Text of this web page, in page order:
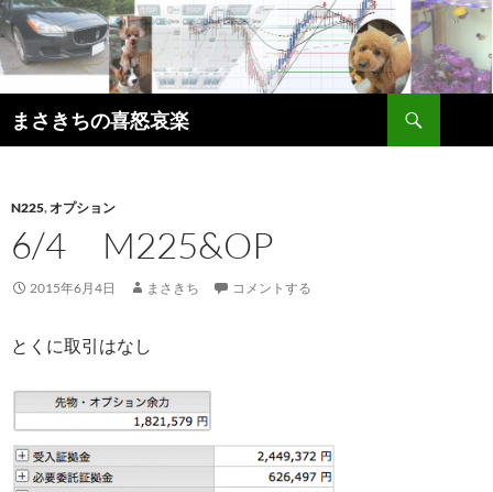
コ
ン
テ
ン
ツ
へ
プ
まさきちの喜怒哀楽
索
N225,オプション
6/4 M225&OP
2015年6月4日 まさきち コメントする
とくに取引はなし